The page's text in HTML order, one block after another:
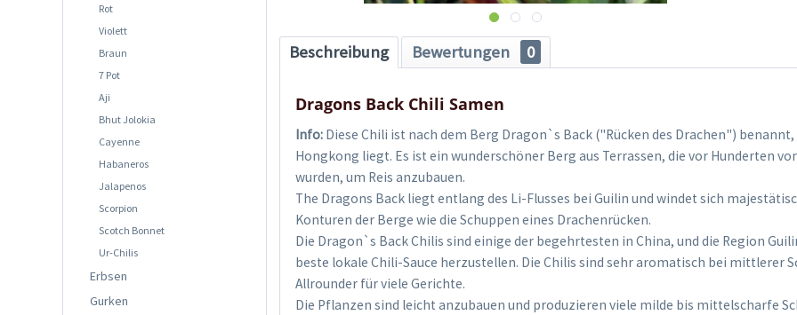
Rot
Violett
Braun
7 Pot
Aji
Bhut Jolokia
Cayenne
Habaneros
Jalapenos
Scorpion
Scotch Bonnet
Ur-Chilis
Erbsen
Gurken
Beschreibung Bewertungen 0
Dragons Back Chili Samen
Info: Diese Chili ist nach dem Berg Dragon`s Back ("Rücken des Drachen")
Hongkong liegt. Es ist ein wunderschöner Berg aus Terrassen, die vor Hunderten
wurden, um Reis anzubauen.
The Dragons Back liegt entlang des Li-Flusses bei Guilin und windet sich
Konturen der Berge wie die Schuppen eines Drachenrücken.
Die Dragon`s Back Chilis sind einige der begehrtesten in China, und die Region
beste lokale Chili-Sauce herzustellen. Die Chilis sind sehr aromatisch bei mittlerer
Allrounder für viele Gerichte.
Die Pflanzen sind leicht anzubauen und produzieren viele milde bis mittelscharfe